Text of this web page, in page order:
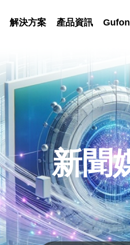
解決方案 產品資訊
新聞